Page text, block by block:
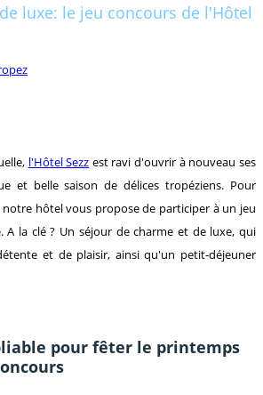
luxe: le jeu concours de l'Hôtel
l'Hôtel Sezz est ravi d'ouvrir à nouveau ses
et belle saison de délices tropéziens. Pour
hôtel vous propose de participer à un jeu
A la clé ? Un séjour de charme et de luxe, qui
et de plaisir, ainsi qu'un petit-déjeuner
pour fêter le printemps